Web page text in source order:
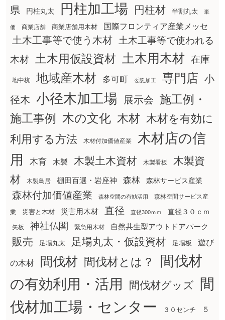
県
円柱丸太 円柱加工場 円柱材 半割丸太 単
価 商業店舗 商業店舗用木材 国際フロンティア産業メッセ
土木工事等で使う木材
土木工事等で使われる
木材
土木用仮設資材 土木用木材 在庫
地中杭 地域産木材 多可町 委託加工 専門店 小
径木 小径木加工場 展示会 施工例・
施工事例
木の文化 木材 木材を有効に
利用する方法
木材付加価値産業
木材店の信
用
木育 木製 木製土木資材 木製看板
木製資
材
木製鳥居 棚田百選・岩座神 森林 森林サービス産業
森林付加価値産業 森林空間の有効活用 森林空間サービス産
業 災害と木材 災害用木材 直径 直径300ｍｍ 直径３０ｃｍ
矢板 神社仏閣 緊急用木材 自然共生型アウトドアパーク
販売 足場丸太 足場丸太・仮設資材 足場板 遊び
の木材 間伐材 間伐材とは？
間伐材
の有効利用・活用
間伐材グッズ
間
伐材加工場・センター
３０センチ ５